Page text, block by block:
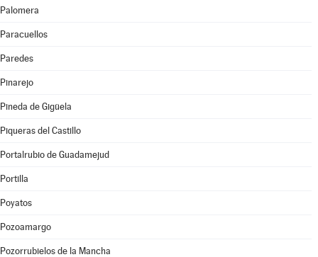
Palomera
Paracuellos
Paredes
Pinarejo
Pineda de Gigüela
Piqueras del Castillo
Portalrubio de Guadamejud
Portilla
Poyatos
Pozoamargo
Pozorrubielos de la Mancha